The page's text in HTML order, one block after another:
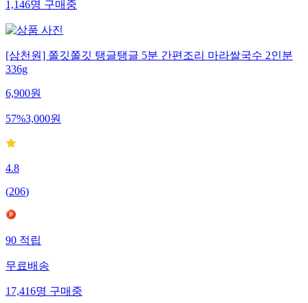
1,146명구매중
[삼천원] 쫄깃쫄깃 탱글탱글 5분 간편조리 마라쌀국수 2인분
336g
6,900원
57%3,000원
4.8
(206)
90적립
무료배송
17,416명구매중